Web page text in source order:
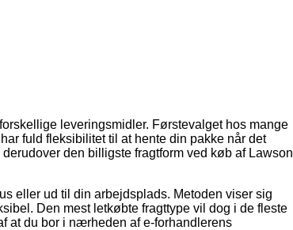
leveringsmidler. Førstevalget hos mange
fuld fleksibilitet til at hente din pakke når det
den billigste fragtform ved køb af Lawson
eller ud til din arbejdsplads. Metoden viser sig
Den mest letkøbte fragttype vil dog i de fleste
at du bor i nærheden af e-forhandlerens